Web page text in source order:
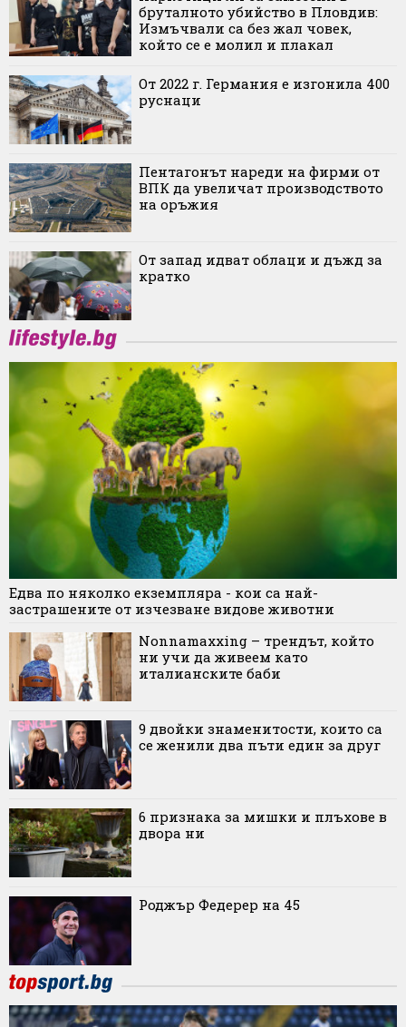
бруталното убийство в Пловдив:
Измъчвали са без жал човек,
който се е молил и плакал
От 2022 г. Германия е изгонила 400
руснаци
Пентагонът нареди на фирми от
ВПК да увеличат производството
на оръжия
От запад идват облаци и дъжд за
кратко
Едва по няколко екземпляра - кои са най-
застрашените от изчезване видове животни
Nonnamaxxing – трендът, който
ни учи да живеем като
италианските баби
9 двойки знаменитости, които са
се женили два пъти един за друг
6 признака за мишки и плъхове в
двора ни
Роджър Федерер на 45